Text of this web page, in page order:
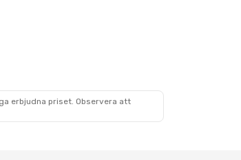
erbjudna priset. Observera att